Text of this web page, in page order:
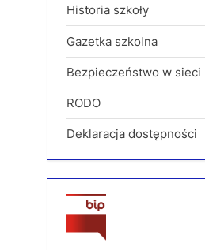
Historia szkoły
Gazetka szkolna
Bezpieczeństwo w sieci
RODO
Deklaracja dostępności